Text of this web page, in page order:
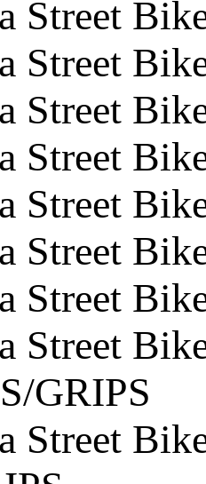
Street
Street
Street
Street
Street
Street
Street
Street
GRIPS
Street